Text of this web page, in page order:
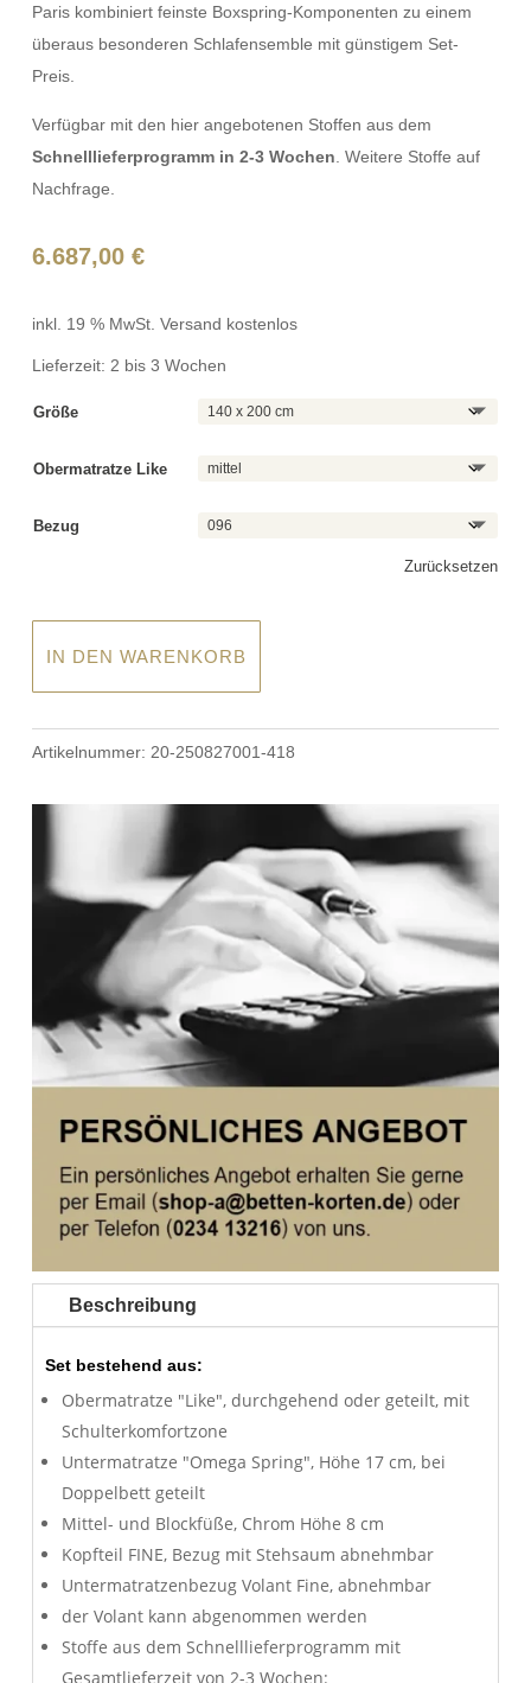
Paris kombiniert feinste Boxspring-Komponenten zu einem
überaus besonderen Schlafensemble mit günstigem Set-
Preis.
Verfügbar mit den hier angebotenen Stoffen aus dem
Schnelllieferprogramm in 2-3 Wochen. Weitere Stoffe auf
Nachfrage.
6.687,00€
inkl. 19 % MwSt. Versand kostenlos
Lieferzeit:2 bis 3 Wochen
Größe
Obermatratze Like
Bezug
Zurücksetzen
IN DEN WARENKORB
Artikelnummer:20-250827001-418
Beschreibung
Set bestehend aus:
Obermatratze "Like", durchgehend oder geteilt, mit
Schulterkomfortzone
Untermatratze "Omega Spring", Höhe 17 cm, bei
Doppelbett geteilt
Mittel- und Blockfüße, Chrom Höhe 8 cm
Kopfteil FINE, Bezug mit Stehsaum abnehmbar
Untermatratzenbezug Volant Fine, abnehmbar
der Volant kann abgenommen werden
Stoffe aus dem Schnelllieferprogramm mit
Gesamtlieferzeit von 2-3 Wochen: